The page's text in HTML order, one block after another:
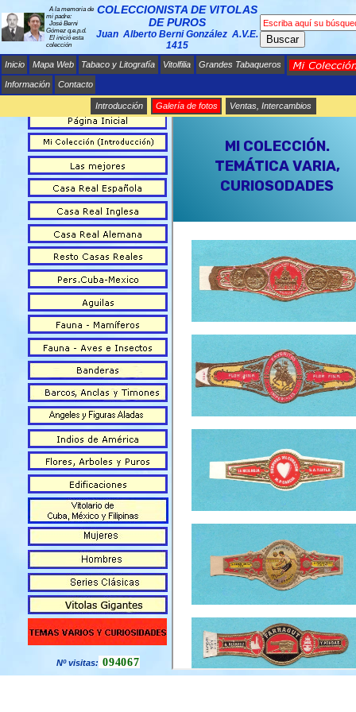
A la memoria de
mi padre:
José Berni
Gómez q.e.p.d.
El inició esta
colección
COLECCIONISTA DE VITOLAS
DE PUROS
Juan Alberto Berni González A.V.E.
1415
Buscar
Inicio Mapa Web Tabaco y Litografía Vitolfilia Grandes Tabaqueros
Información Contacto
Introducción Galería de fotos Ventas, Intercambios
Nº visitas: 094067